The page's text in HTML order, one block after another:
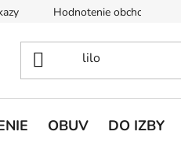
Hodnotenie obchodu
OBUV DO IZBY